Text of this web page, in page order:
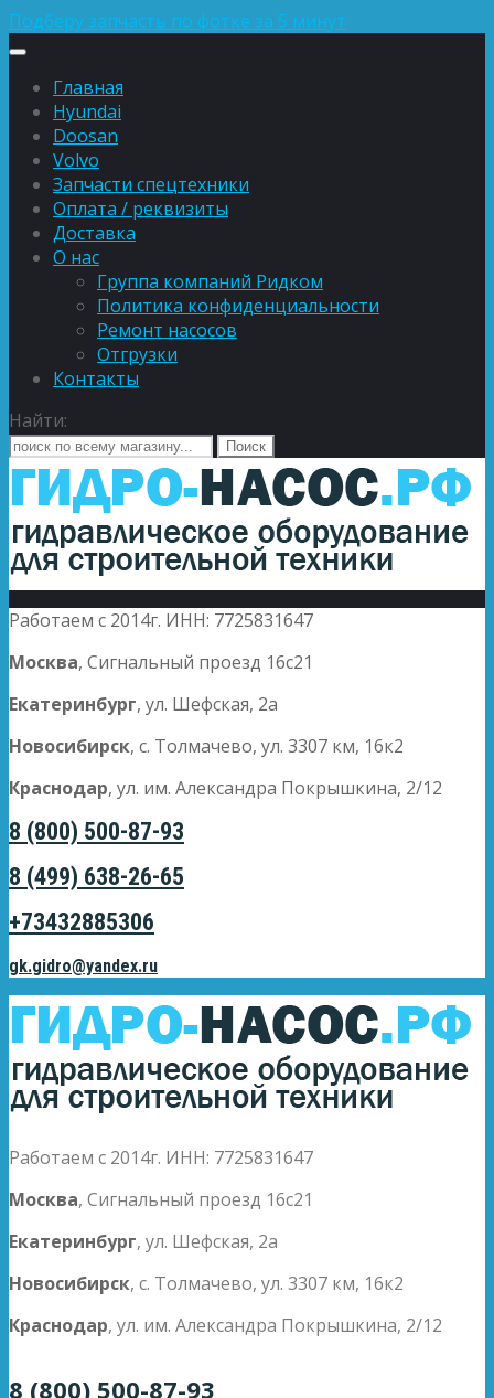
Подберу запчасть по фотке за 5 минут
Главная
Hyundai
Doosan
Volvo
Запчасти спецтехники
Оплата / реквизиты
Доставка
О нас
Группа компаний Ридком
Политика конфиденциальности
Ремонт насосов
Отгрузки
Контакты
Найти:
Работаем с 2014г. ИНН: 7725831647
Москва, Сигнальный проезд 16с21
Екатеринбург, ул. Шефская, 2а
Новосибирск, с. Толмачево, ул. 3307 км, 16к2
Краснодар, ул. им. Александра Покрышкина, 2/12
8 (800) 500-87-93
8 (499) 638-26-65
+73432885306
gk.gidro@yandex.ru
Работаем с 2014г. ИНН: 7725831647
Москва, Сигнальный проезд 16с21
Екатеринбург, ул. Шефская, 2а
Новосибирск, с. Толмачево, ул. 3307 км, 16к2
Краснодар, ул. им. Александра Покрышкина, 2/12
8 (800) 500-87-93